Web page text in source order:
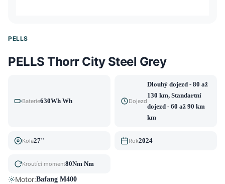
PELLS
PELLS Thorr City Steel Grey
Baterie630Wh Wh Dojezd
Dlouhý dojezd - 80 až
130 km, Standartní
dojezd - 60 až 90 km
km
Kola27" Rok2024
Kroutící moment80Nm Nm
Motor:Bafang M400